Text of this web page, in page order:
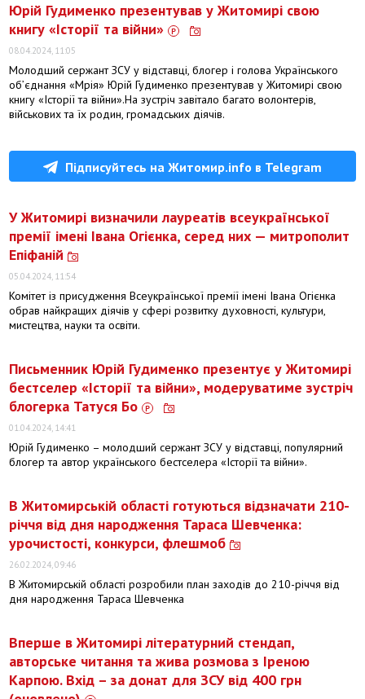
Юрій Гудименко презентував у Житомирі свою
книгу «Історії та війни»
08.04.2024, 11:05
Молодший сержант ЗСУ у відставці, блогер і голова Українського
об’єднання «Мрія» Юрій Гудименко презентував у Житомирі свою
книгу «Історії та війни».На зустріч завітало багато волонтерів,
військових та їх родин, громадських діячів.
Підписуйтесь на Житомир.info в Telegram
У Житомирі визначили лауреатів всеукраїнської
премії імені Івана Огієнка, серед них — митрополит
Епіфаній
05.04.2024, 11:54
Комітет із присудження Всеукраїнської премії імені Івана Огієнка
обрав найкращих діячів у сфері розвитку духовності, культури,
мистецтва, науки та освіти.
Письменник Юрій Гудименко презентує у Житомирі
бестселер «Історії та війни», модеруватиме зустріч
блогерка Татуся Бо
01.04.2024, 14:41
Юрій Гудименко – молодший сержант ЗСУ у відставці, популярний
блогер та автор українського бестселера «Історії та війни».
В Житомирській області готуються відзначати 210-
річчя від дня народження Тараса Шевченка:
урочистості, конкурси, флешмоб
26.02.2024, 09:46
В Житомирській області розробили план заходів до 210-річчя від
дня народження Тараса Шевченка
Вперше в Житомирі літературний стендап,
авторське читання та жива розмова з Іреною
Карпою. Вхід – за донат для ЗСУ від 400 грн